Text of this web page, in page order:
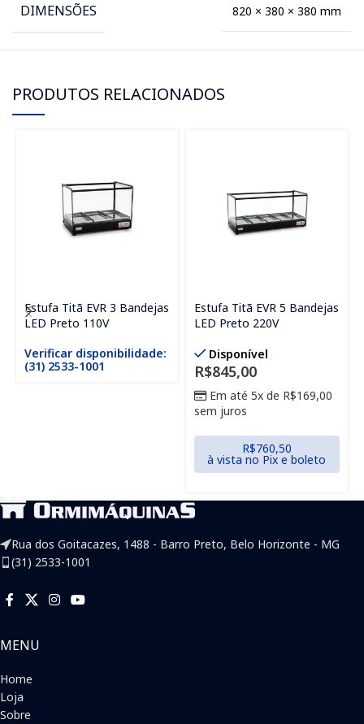
DIMENSÕES 820 × 380 × 380 mm
PRODUTOS RELACIONADOS
Estufa Titã EVR 3 Bandejas
LED Preto 110V
Verificar disponibilidade:
(31) 2533-1001
Estufa Titã EVR 5 Bandejas
LED Preto 220V
Disponível
R$845,00
Em até 5x de R$169,00
sem juros
R$760,50
à vista no Pix e boleto
Rua dos Goitacazes, 1488 - Barro Preto, Belo Horizonte - MG
(31) 2533-1001
MENU
Home
Loja
Sobre